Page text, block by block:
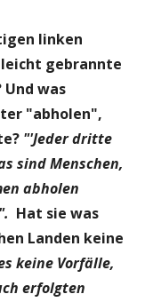
linken
gebrannte
Und was
"abholen",
"'Jeder dritte
sind Menschen,
abholen
Hat sie was
Landen keine
keine Vorfälle,
erfolgten